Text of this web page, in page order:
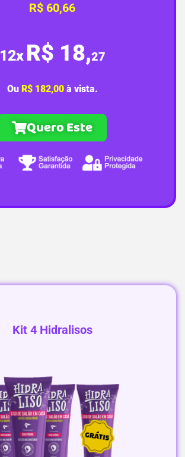
R$ 60,66
12x R$ 18,27
Ou R$ 182,00à vista.
Quero Este
Kit 4 Hidralisos